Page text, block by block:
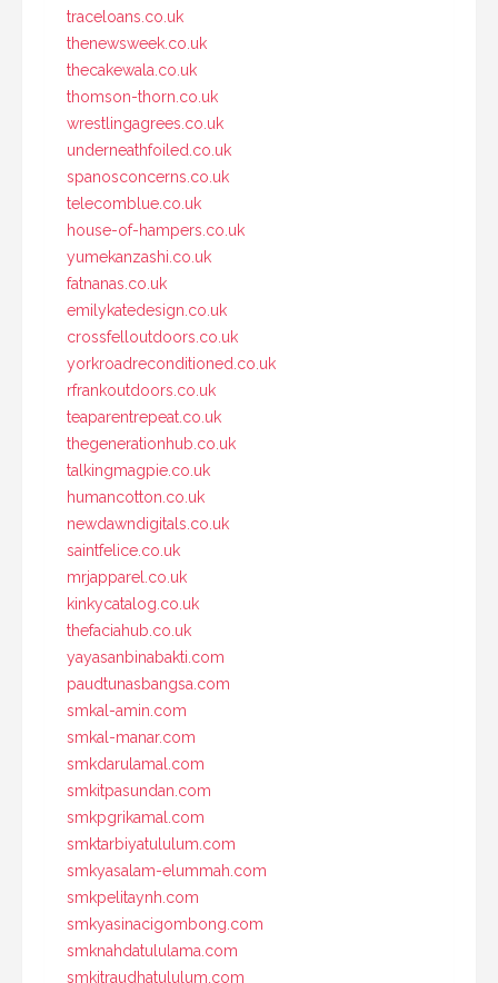
traceloans.co.uk
thenewsweek.co.uk
thecakewala.co.uk
thomson-thorn.co.uk
wrestlingagrees.co.uk
underneathfoiled.co.uk
spanosconcerns.co.uk
telecomblue.co.uk
house-of-hampers.co.uk
yumekanzashi.co.uk
fatnanas.co.uk
emilykatedesign.co.uk
crossfelloutdoors.co.uk
yorkroadreconditioned.co.uk
rfrankoutdoors.co.uk
teaparentrepeat.co.uk
thegenerationhub.co.uk
talkingmagpie.co.uk
humancotton.co.uk
newdawndigitals.co.uk
saintfelice.co.uk
mrjapparel.co.uk
kinkycatalog.co.uk
thefaciahub.co.uk
yayasanbinabakti.com
paudtunasbangsa.com
smkal-amin.com
smkal-manar.com
smkdarulamal.com
smkitpasundan.com
smkpgrikamal.com
smktarbiyatululum.com
smkyasalam-elummah.com
smkpelitaynh.com
smkyasinacigombong.com
smknahdatululama.com
smkitraudhatululum.com